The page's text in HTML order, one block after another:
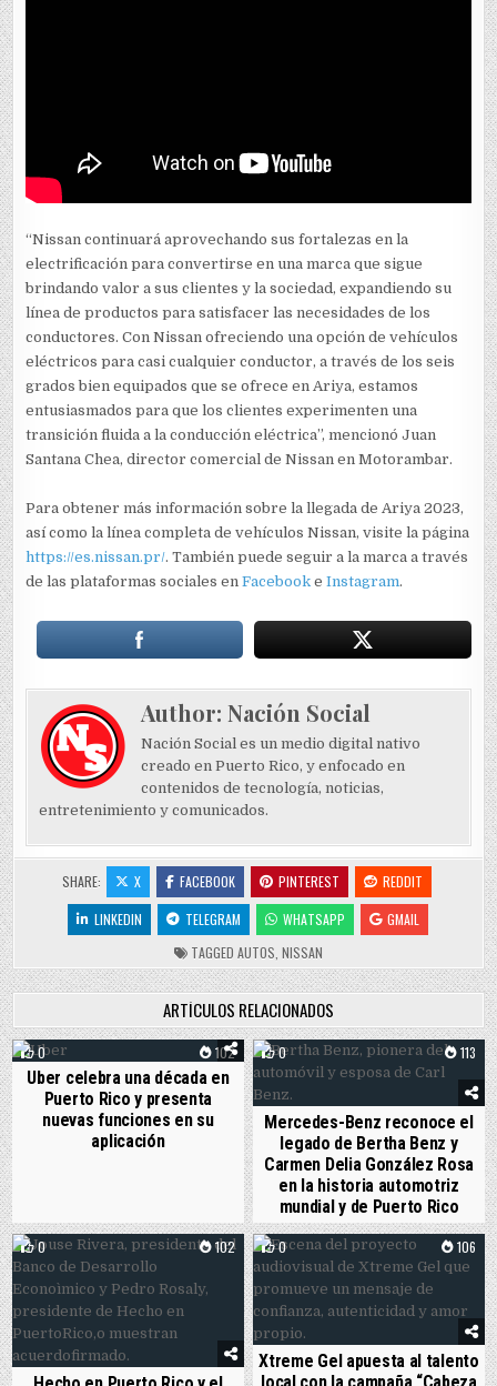
“Nissan continuará aprovechando sus fortalezas en la
electrificación para convertirse en una marca que sigue
brindando valor a sus clientes y la sociedad, expandiendo su
línea de productos para satisfacer las necesidades de los
conductores. Con Nissan ofreciendo una opción de vehículos
eléctricos para casi cualquier conductor, a través de los seis
grados bien equipados que se ofrece en Ariya, estamos
entusiasmados para que los clientes experimenten una
transición fluida a la conducción eléctrica”, mencionó Juan
Santana Chea, director comercial de Nissan en Motorambar.
Para obtener más información sobre la llegada de Ariya 2023,
así como la línea completa de vehículos Nissan, visite la página
https://es.nissan.pr/. También puede seguir a la marca a través
de las plataformas sociales enFacebook eInstagram.
Author:Nación Social
Nación Social es un medio digital nativo
creado en Puerto Rico, y enfocado en
contenidos de tecnología, noticias,
entretenimiento y comunicados.
SHARE: X FACEBOOK PINTEREST
REDDIT
LINKEDIN
TELEGRAM WHATSAPP
GMAIL
TAGGED AUTOS NISSAN
ARTÍCULOS RELACIONADOS
0 102
Uber celebra una década en
Puerto Rico y presenta
nuevas funciones en su
aplicación
0 113
Mercedes-Benz reconoce el
legado de Bertha Benz y
Carmen Delia González Rosa
en la historia automotriz
mundial y de Puerto Rico
0 102 0 106
Xtreme Gel apuesta al talento